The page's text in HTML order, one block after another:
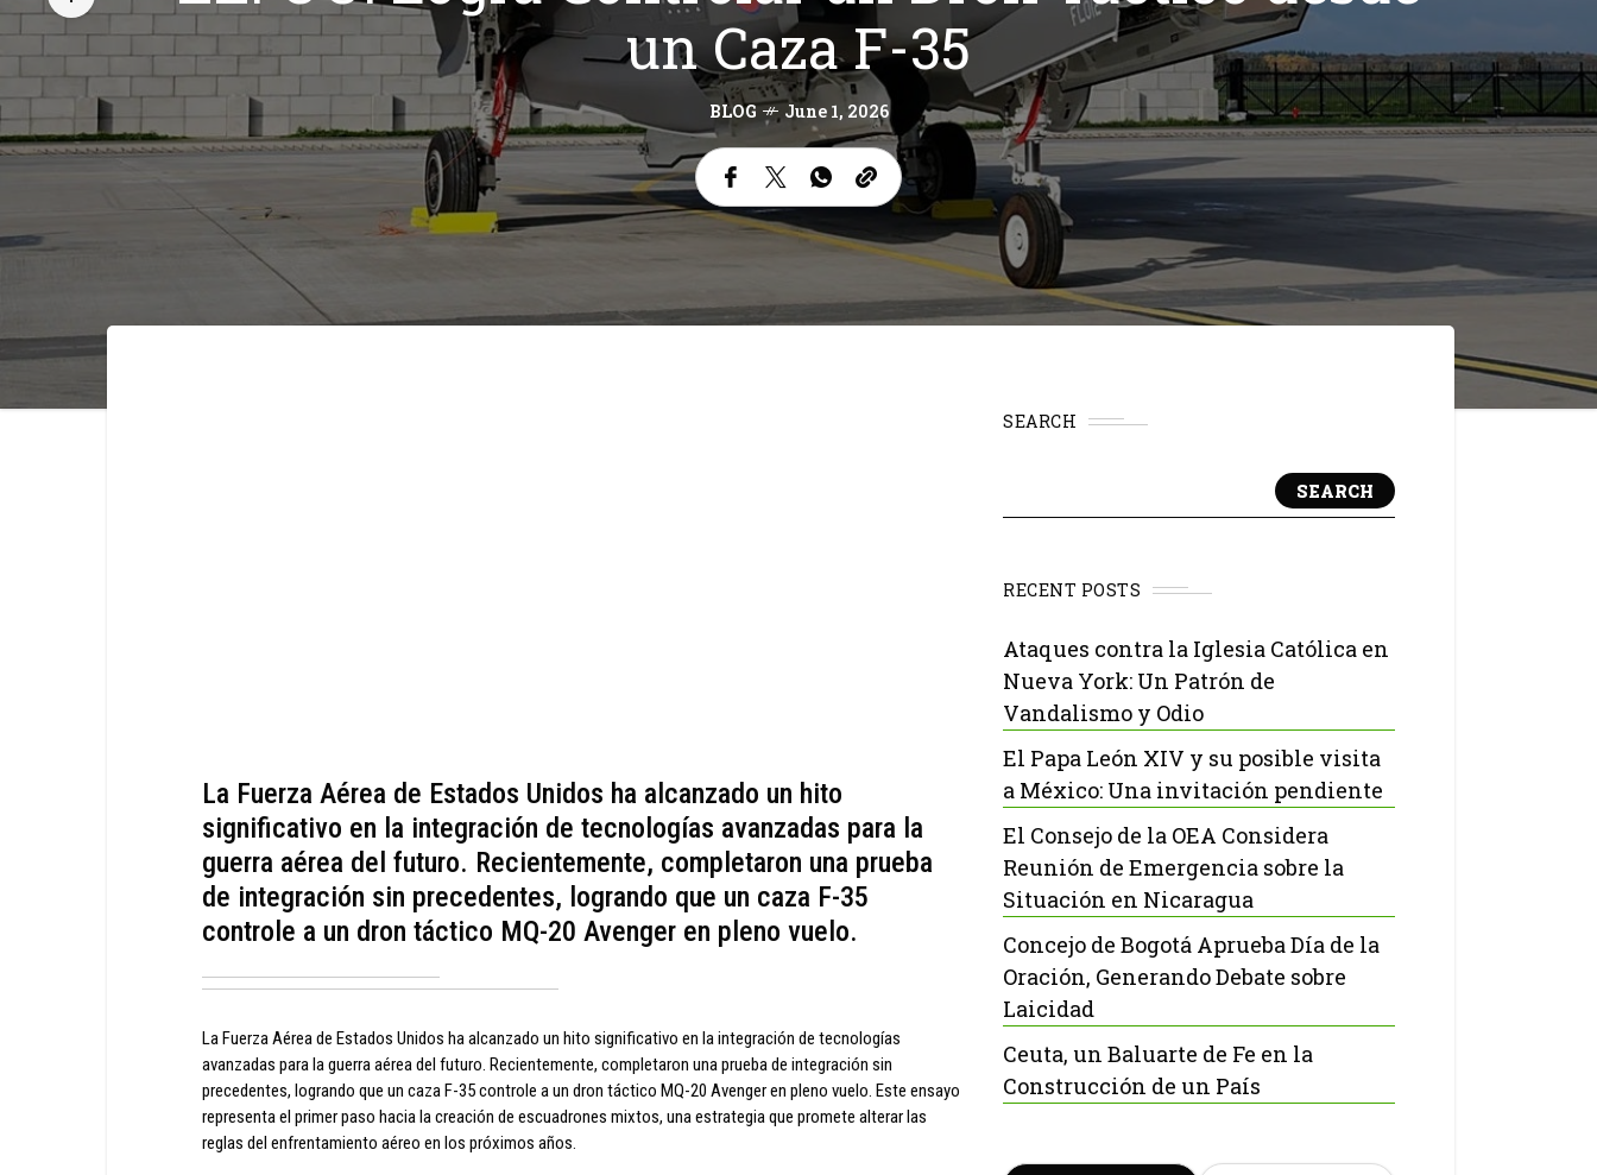
un Caza F-35
BLOG June 1, 2026
La Fuerza Aérea de Estados Unidos ha alcanzado un hito
significativo en la integración de tecnologías avanzadas para la
guerra aérea del futuro. Recientemente, completaron una prueba
de integración sin precedentes, logrando que un caza F-35
controle a un dron táctico MQ-20 Avenger en pleno vuelo.
La Fuerza Aérea de Estados Unidos ha alcanzado un hito significativo en la integración de tecnologías
avanzadas para la guerra aérea del futuro. Recientemente, completaron una prueba de integración sin
precedentes, logrando que un caza F-35 controle a un dron táctico MQ-20 Avenger en pleno vuelo. Este ensayo
representa el primer paso hacia la creación de escuadrones mixtos, una estrategia que promete alterar las
reglas del enfrentamiento aéreo en los próximos años.
SEARCH
SEARCH
RECENT POSTS
Ataques contra la Iglesia Católica en
Nueva York: Un Patrón de
Vandalismo y Odio
El Papa León XIV y su posible visita
a México: Una invitación pendiente
El Consejo de la OEA Considera
Reunión de Emergencia sobre la
Situación en Nicaragua
Concejo de Bogotá Aprueba Día de la
Oración, Generando Debate sobre
Laicidad
Ceuta, un Baluarte de Fe en la
Construcción de un País